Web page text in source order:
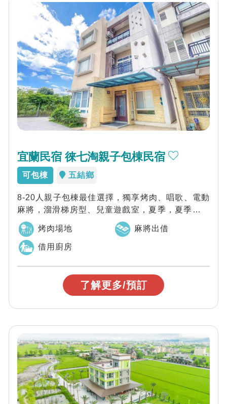
宜蘭民宿 徠七淘親子包棟民宿
可包棟 五結鄉
8-20人親子包棟最佳選擇，獨享烤肉、唱歌、電動
麻將，溜滑梯房型、兒童遊戲室，夏季，夏季充氣
戲水池
烤肉場地 麻將出借
借用廚房
了解更多/預訂